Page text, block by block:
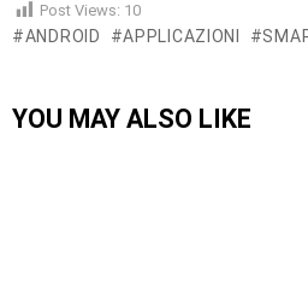
Post Views: 10
ANDROID APPLICAZIONI
YOU MAY ALSO LIKE